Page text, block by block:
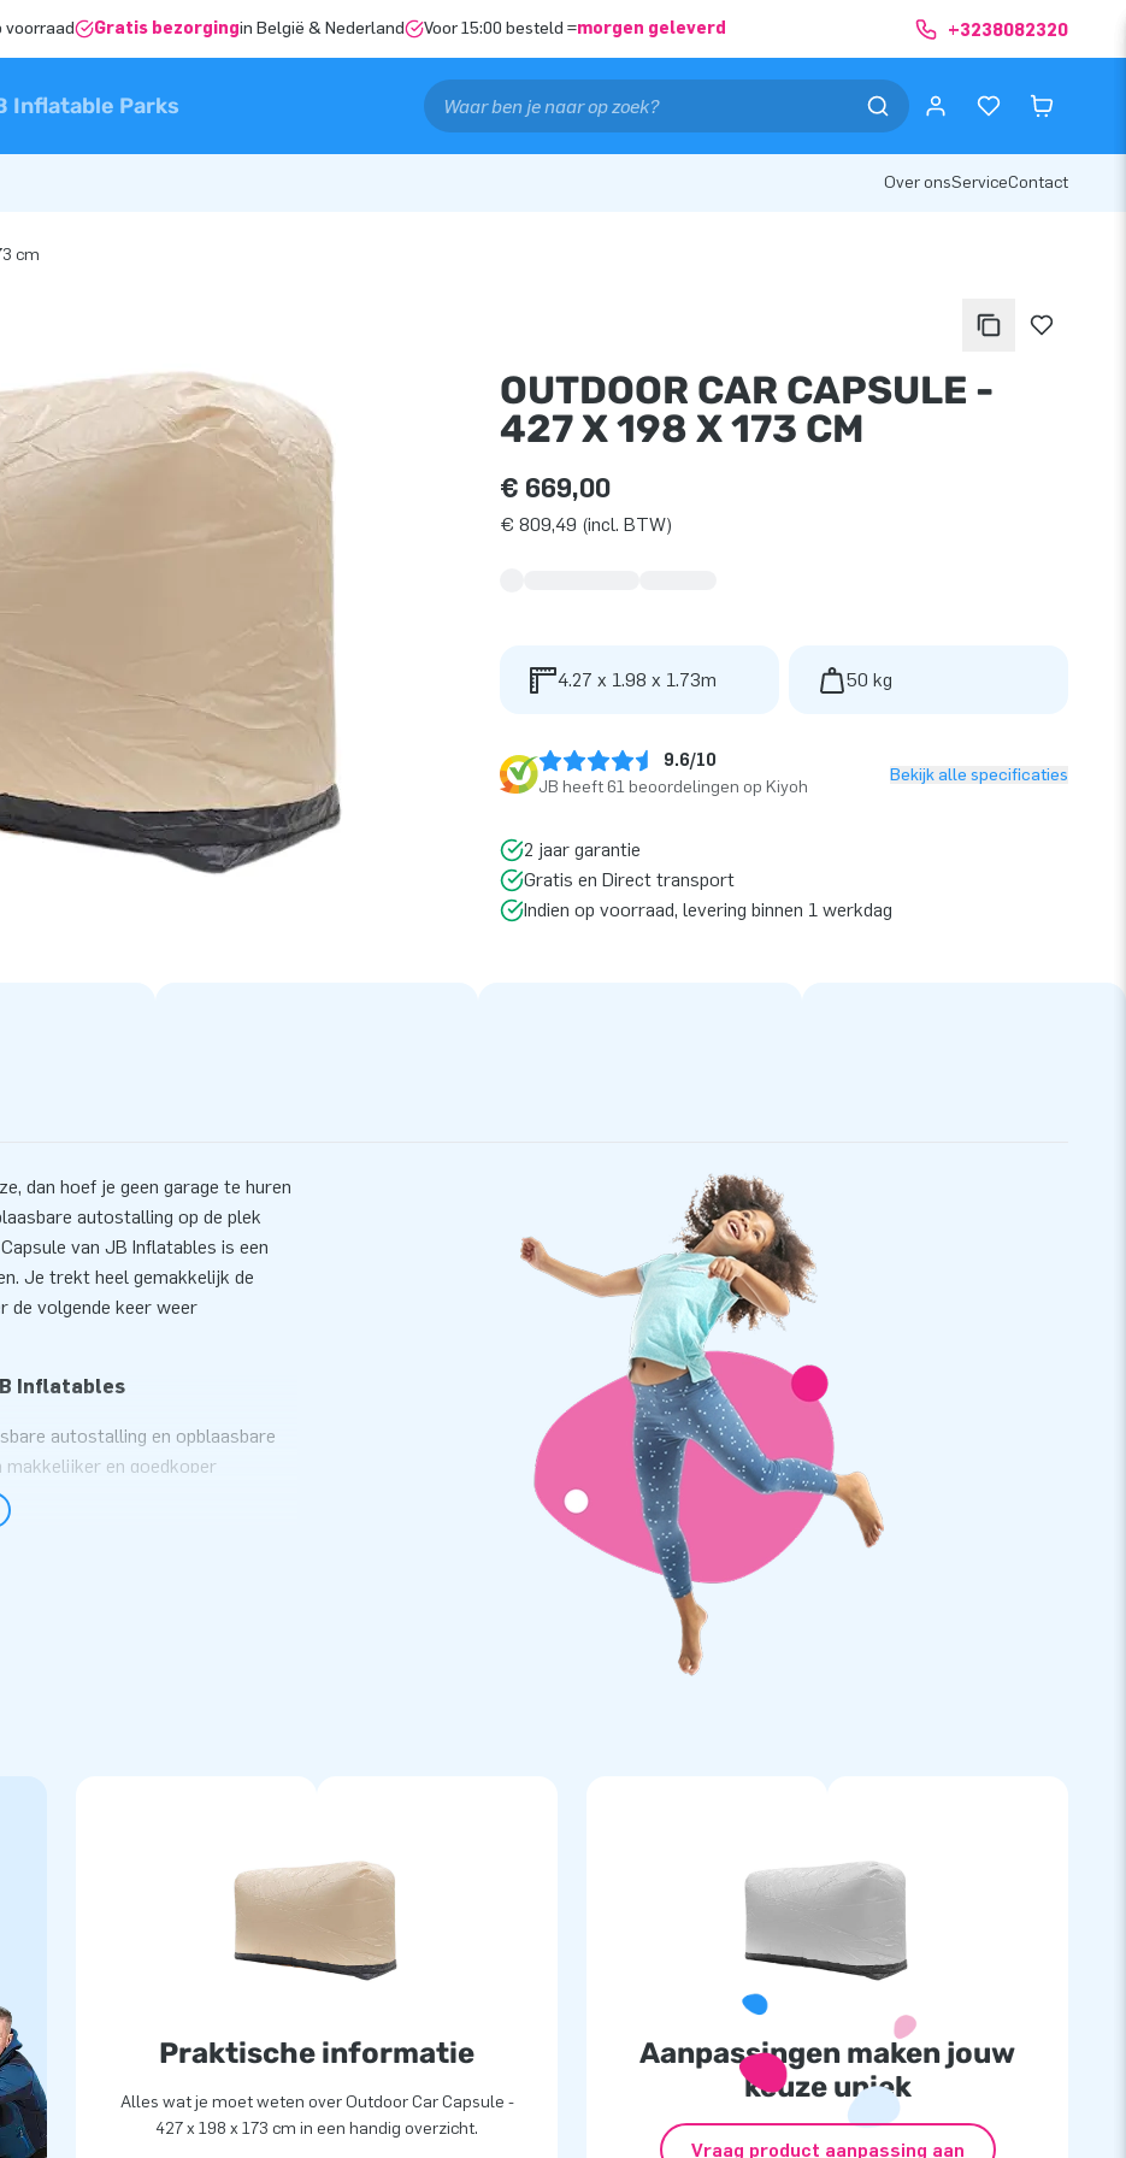
voorraad Gratis bezorgingin België & Nederland Voor 15:00 besteld =morgen geleverd +3238082320
Inflatable Parks
Over onsServiceContact
cm
OUTDOOR CAR CAPSULE -
427 X 198 X 173 CM
€ 669,00
€ 809,49 (incl. BTW)
4.27 x 1.98 x 1.73m 50 kg
9.6/10
JB heeft 61 beoordelingen op Kiyoh
Bekijk alle specificaties
2 jaar garantie
Gratis en Direct transport
Indien op voorraad, levering binnen 1 werkdag
dan hoef je geen garage te huren
autostalling op de plek
van JB Inflatables is een
Je trekt heel gemakkelijk de
de volgende keer weer
Inflatables
autostalling en opblaasbare
en goedkoper
de opblaasbare
Je parkeert je auto in de
Praktische informatie
Alles wat je moet weten over Outdoor Car Capsule -
427 x 198 x 173 cm in een handig overzicht.
Aanpassingen maken jouw
keuze uniek
Vraag product aanpassing aan